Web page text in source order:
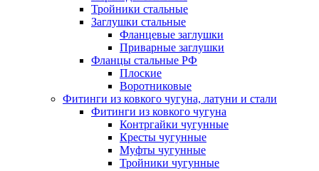
Тройники стальные
Заглушки стальные
Фланцевые заглушки
Приварные заглушки
Фланцы стальные РФ
Плоские
Воротниковые
Фитинги из ковкого чугуна, латуни и стали
Фитинги из ковкого чугуна
Контргайки чугунные
Кресты чугунные
Муфты чугунные
Тройники чугунные